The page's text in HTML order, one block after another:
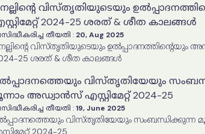
വിസ്തൃതിയുടെയും
2024-25 ശരത് & ശീത കാലങ്ങൾ
തീയതി : 20, Aug 2025
വിസ്തൃതിയുടെയും ഉൽപ്പാദനത്തിൻ്റെയും
25 ശരത് & ശീത കാലങ്ങൾ
വിസ്തൃതിയേയും
അഡ്വാൻസ് എസ്റ്റിമേറ്റ് 2024-25
തീയതി :19, June 2025
വിസ്തൃതിയേയും സംബന്ധിക്കുന്ന മൂന്നാം
2024-25